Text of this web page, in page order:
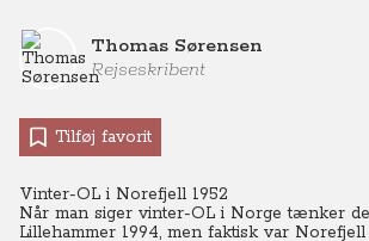
Thomas Sørensen
Rejseskribent
Tilføj favorit
Vinter-OL i Norefjell 1952
Når man siger vinter-OL i Norge tænker
Lillehammer 1994, men faktisk var Norefjell